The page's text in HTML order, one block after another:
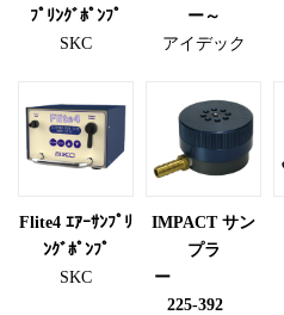
ﾌﾟﾘﾝｸﾞﾎﾟﾝﾌﾟ
SKC
ー～
アイデック
Flite4 ｴｱｰｻﾝﾌﾟﾘ
ﾝｸﾞﾎﾟﾝﾌﾟ
SKC
IMPACT サン
プラ
ー
225-392